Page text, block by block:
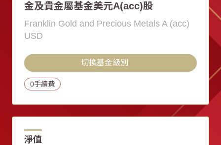
金及貴金屬基金美元A(acc)股
Franklin Gold and Precious Metals A (acc)
USD
切換基金級別
0手續費
淨值